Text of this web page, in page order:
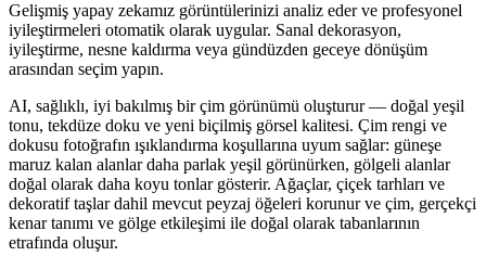
Gelişmiş yapay zekamız görüntülerinizi analiz eder ve profesyonel
iyileştirmeleri otomatik olarak uygular. Sanal dekorasyon,
iyileştirme, nesne kaldırma veya gündüzden geceye dönüşüm
arasından seçim yapın.
AI, sağlıklı, iyi bakılmış bir çim görünümü oluşturur — doğal yeşil
tonu, tekdüze doku ve yeni biçilmiş görsel kalitesi. Çim rengi ve
dokusu fotoğrafın ışıklandırma koşullarına uyum sağlar: güneşe
maruz kalan alanlar daha parlak yeşil görünürken, gölgeli alanlar
doğal olarak daha koyu tonlar gösterir. Ağaçlar, çiçek tarhları ve
dekoratif taşlar dahil mevcut peyzaj öğeleri korunur ve çim, gerçekçi
kenar tanımı ve gölge etkileşimi ile doğal olarak tabanlarının
etrafında oluşur.